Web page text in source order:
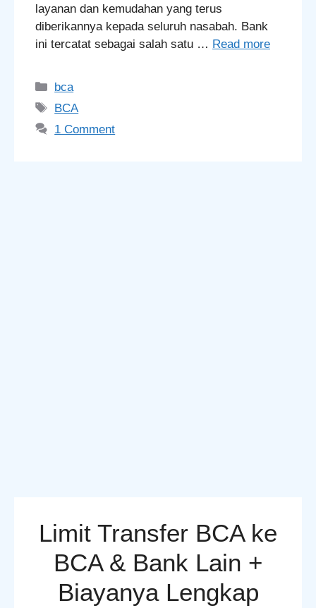
layanan dan kemudahan yang terus
diberikannya kepada seluruh nasabah. Bank
ini tercatat sebagai salah satu … Read more
Categories
bca
Tags
BCA
1 Comment
Limit Transfer BCA ke
BCA & Bank Lain +
Biayanya Lengkap